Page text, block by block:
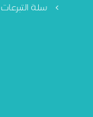
سلة التبرعات